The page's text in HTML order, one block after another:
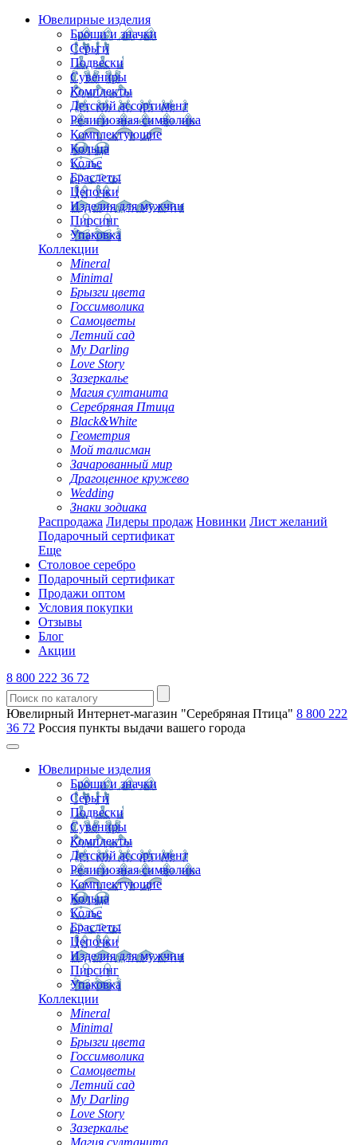
Ювелирные изделия
Броши и значки
Серьги
Подвески
Сувениры
Комплекты
Детский ассортимент
Религиозная символика
Комплектующие
Кольца
Колье
Браслеты
Цепочки
Изделия для мужчин
Пирсинг
Упаковка
Коллекции
Mineral
Minimal
Брызги цвета
Госсимволика
Самоцветы
Летний сад
My Darling
Love Story
Зазеркалье
Магия султанита
Серебряная Птица
Black&White
Геометрия
Мой талисман
Зачарованный мир
Драгоценное кружево
Wedding
Знаки зодиака
Распродажа Лидеры продаж Новинки Лист желаний
Подарочный сертификат
Еще
Столовое серебро
Подарочный сертификат
Продажи оптом
Условия покупки
Отзывы
Блог
Акции
8 800 222 36 72
Ювелирный Интернет-магазин "Серебряная Птица" 8 800 222
36 72 Россия пункты выдачи вашего города
Ювелирные изделия
Броши и значки
Серьги
Подвески
Сувениры
Комплекты
Детский ассортимент
Религиозная символика
Комплектующие
Кольца
Колье
Браслеты
Цепочки
Изделия для мужчин
Пирсинг
Упаковка
Коллекции
Mineral
Minimal
Брызги цвета
Госсимволика
Самоцветы
Летний сад
My Darling
Love Story
Зазеркалье
Магия султанита